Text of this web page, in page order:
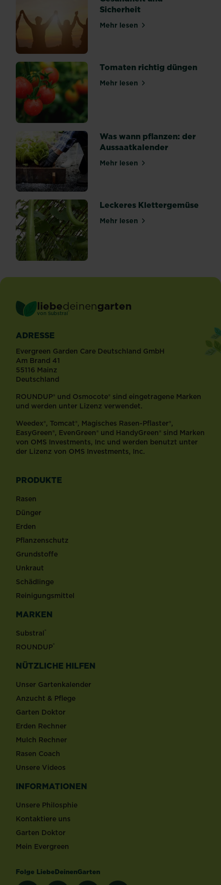
Tageszeit
oder
lagern
Früchte
falsch.
Hier
finden
Sie
Tipps
und...
Sicherheit
Mehr lesenüber Gesundheit und
Tomaten richtig düngen
Mehr lesenüber Tomaten richtig
Was wann pflanzen: der
Aussaatkalender
Mehr lesenüber Was wann pflanzen:
Leckeres Klettergemüse
Mehr lesenüber Leckeres
liebedeinengarten
von Substral ®
ADRESSE
Evergreen Garden Care Deutschland GmbH
Am Brand 41
55116 Mainz
Deutschland
ROUNDUP® und Osmocote® sind eingetragene Marken
und werden unter Lizenz verwendet.
Weedex®, Tomcat®, Magisches Rasen-Pflaster®,
EasyGreen®, EvenGreen® und HandyGreen® sind Marken
von OMS Investments, Inc und werden benutzt unter
der Lizenz von OMS Investments, Inc.
PRODUKTE
Rasen
Dünger
Erden
Pflanzenschutz
Grundstoffe
Unkraut
Schädlinge
Reinigungsmittel
MARKEN
Substral®
ROUNDUP®
NÜTZLICHE HILFEN
Unser Gartenkalender
Anzucht & Pflege
Garten Doktor
Erden Rechner
Mulch Rechner
Rasen Coach
Unsere Videos
INFORMATIONEN
Unsere Philosphie
Kontaktiere uns
Garten Doktor
Mein Evergreen
Folge LiebeDeinenGarten